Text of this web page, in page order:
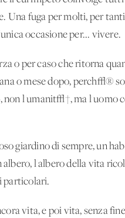
fuga per molti, per
occasione per... vivere.
o per caso che ritorna
o mese dopo, perch√®
non l'umanit√†, ma l'uomo
giardino di sempre, un
albero, l'albero della vita
particolari.
vita, e poi vita, senza